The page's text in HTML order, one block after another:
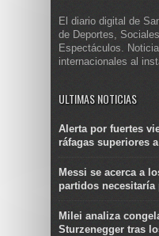
El diario digital de
de Deportes,
Espectáculos.
internacionales al
ULTIMAS NOTICIAS
Alerta por fuertes
ráfagas superiores
Messi se acerca a
partidos necesitaría
Milei analiza
Sturzenegger tras